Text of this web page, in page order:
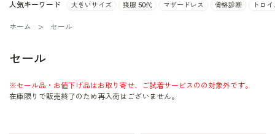
人気キーワード 大きいサイズ 喪服 50代 マザードレス 骨格診断 トロ
ホーム セール
セール
※セール品・お値下げ品はお取り寄せ、ご試着サービスのの対象外です。
在庫限りで販売終了のため再入荷はございません。